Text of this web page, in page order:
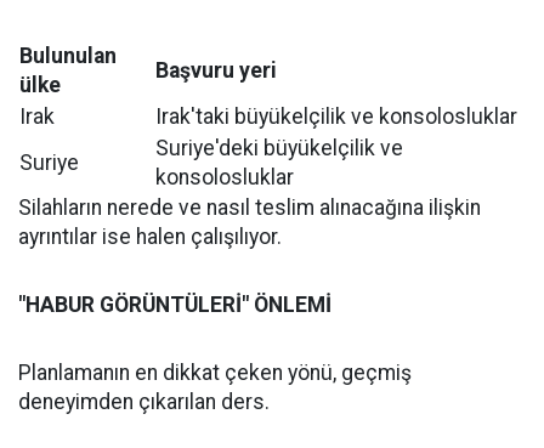
Bulunulan
ülke
Başvuru yeri
Irak
Irak'taki büyükelçilik ve konsolosluklar
Suriye
Suriye'deki büyükelçilik ve
konsolosluklar
Silahların nerede ve nasıl teslim alınacağına ilişkin
ayrıntılar ise halen çalışılıyor.
"HABUR GÖRÜNTÜLERİ" ÖNLEMİ
Planlamanın en dikkat çeken yönü, geçmiş
deneyimden çıkarılan ders.